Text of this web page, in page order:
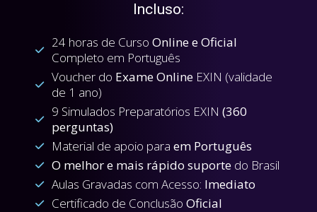
Incluso:
24 horas de Curso Online e Oficial
Completo em Português
Voucher do Exame Online EXIN (validade
de 1 ano)
9 Simulados Preparatórios EXIN (360
perguntas)
Material de apoio para em Português
O melhor e mais rápido suporte do Brasil
Aulas Gravadas com Acesso: Imediato
Certificado de Conclusão Oficial